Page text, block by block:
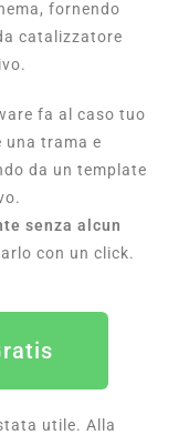
fornendo
catalizzatore
fa al caso tuo
una trama e
da un template
senza alcun
con un click.
utile. Alla